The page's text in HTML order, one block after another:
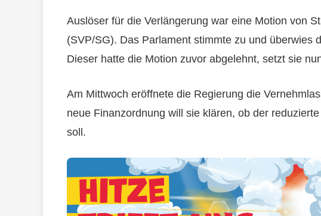
Auslöser für die Verlängerung war eine Motion von
(SVP/SG). Das Parlament stimmte zu und überwies
Dieser hatte die Motion zuvor abgelehnt, setzt sie
Am Mittwoch eröffnete die Regierung die
neue Finanzordnung will sie klären, ob der
soll.